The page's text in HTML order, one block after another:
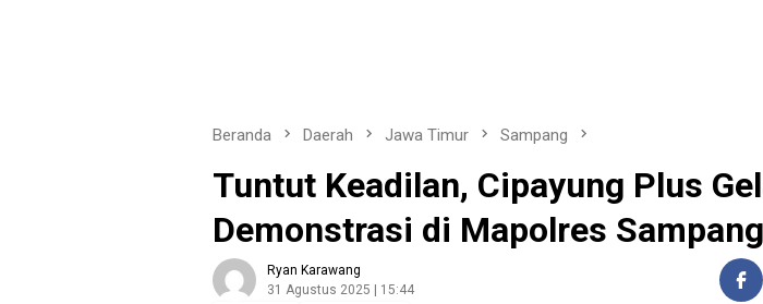
Beranda Daerah Jawa Timur Sampang
Tuntut Keadilan, Cipayung Plus
Demonstrasi di Mapolres Sampang
Ryan Karawang
31 Agustus 2025 | 15:44